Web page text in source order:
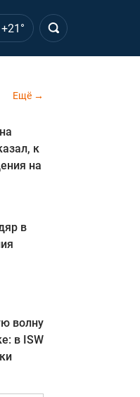
+21°
Ещё
к
на
в
волну
в ISW